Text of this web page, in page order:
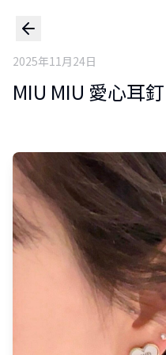
2025年11月24日
MIU MIU 愛心耳